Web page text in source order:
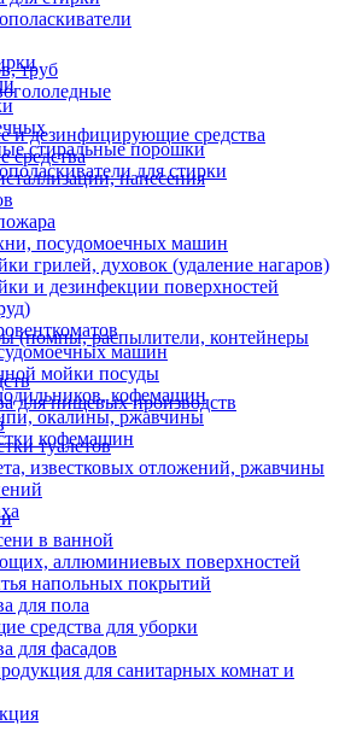
стиральные порошки
для стирки
труб
и дезинфицирующие средства
средства
нанесения
посудомоечных машин
грилей, духовок (удаление нагаров)
и дезинфекции поверхностей
машин
мойки посуды
кофемашин
окалины, ржавчины
кофемашин
(помпы, распылители, контейнеры
для пищевых производств
туалетов
известковых отложений, ржавчины
в ванной
аллюминиевых поверхностей
напольных покрытий
для пола
средства для уборки
для фасадов
для санитарных комнат и